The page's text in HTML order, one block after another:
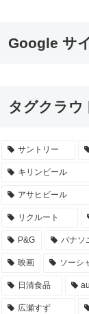
Google サ
タグクラウ
サントリー
キリンビール
アサヒビール
リクルート
P&G パナソ
映画 ソーシ
日清食品 au
広瀬すず